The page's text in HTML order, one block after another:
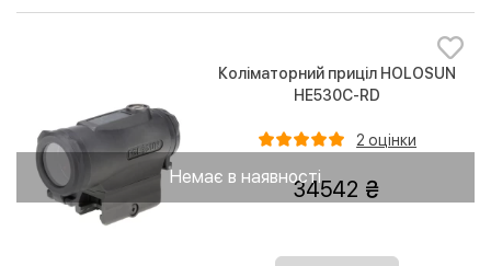
Немає в наявності
Коліматорний приціл HOLOSUN
HE530C-RD
2 оцінки
34542